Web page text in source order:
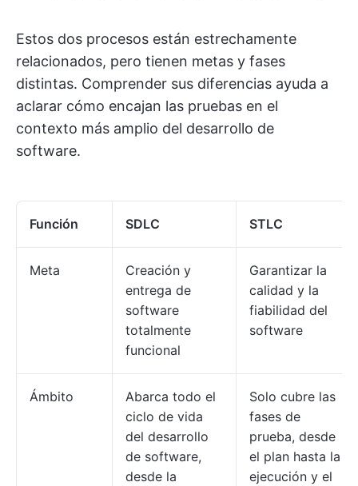
Estos dos procesos están estrechamente
relacionados, pero tienen metas y fases
distintas. Comprender sus diferencias ayuda a
aclarar cómo encajan las pruebas en el
contexto más amplio del desarrollo de
software.
Función SDLC STLC
Meta
Creación y
entrega de
software
totalmente
funcional
Garantizar la
calidad y la
fiabilidad del
software
Ámbito
Abarca todo el
ciclo de vida
del desarrollo
de software,
desde la
Solo cubre las
fases de
prueba, desde
el plan hasta la
ejecución y el